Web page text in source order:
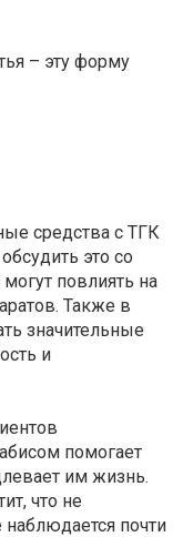
– эту форму
средства с ТГК
это со
повлиять на
Также в
значительные
и
помогает
им жизнь.
что не
почти